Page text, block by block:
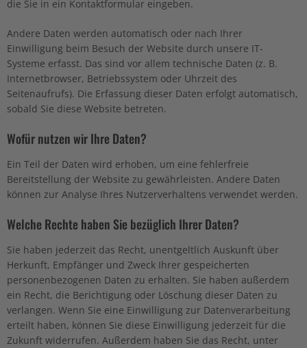
die Sie in ein Kontaktformular eingeben.
Andere Daten werden automatisch oder nach Ihrer
Einwilligung beim Besuch der Website durch unsere IT-
Systeme erfasst. Das sind vor allem technische Daten (z. B.
Internetbrowser, Betriebssystem oder Uhrzeit des
Seitenaufrufs). Die Erfassung dieser Daten erfolgt automatisch,
sobald Sie diese Website betreten.
Wofür nutzen wir Ihre Daten?
Ein Teil der Daten wird erhoben, um eine fehlerfreie
Bereitstellung der Website zu gewährleisten. Andere Daten
können zur Analyse Ihres Nutzerverhaltens verwendet werden.
Welche Rechte haben Sie bezüglich Ihrer Daten?
Sie haben jederzeit das Recht, unentgeltlich Auskunft über
Herkunft, Empfänger und Zweck Ihrer gespeicherten
personenbezogenen Daten zu erhalten. Sie haben außerdem
ein Recht, die Berichtigung oder Löschung dieser Daten zu
verlangen. Wenn Sie eine Einwilligung zur Datenverarbeitung
erteilt haben, können Sie diese Einwilligung jederzeit für die
Zukunft widerrufen. Außerdem haben Sie das Recht, unter